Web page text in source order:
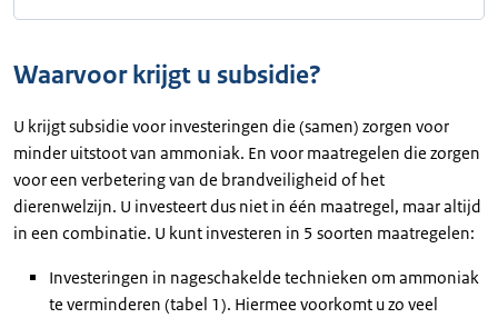
Waarvoor krijgt u subsidie?
U krijgt subsidie voor investeringen die (samen) zorgen voor
minder uitstoot van ammoniak. En voor maatregelen die zorgen
voor een verbetering van de brandveiligheid of het
dierenwelzijn. U investeert dus niet in één maatregel, maar altijd
in een combinatie. U kunt investeren in 5 soorten maatregelen:
Investeringen in nageschakelde technieken om ammoniak
te verminderen (tabel 1). Hiermee voorkomt u zo veel